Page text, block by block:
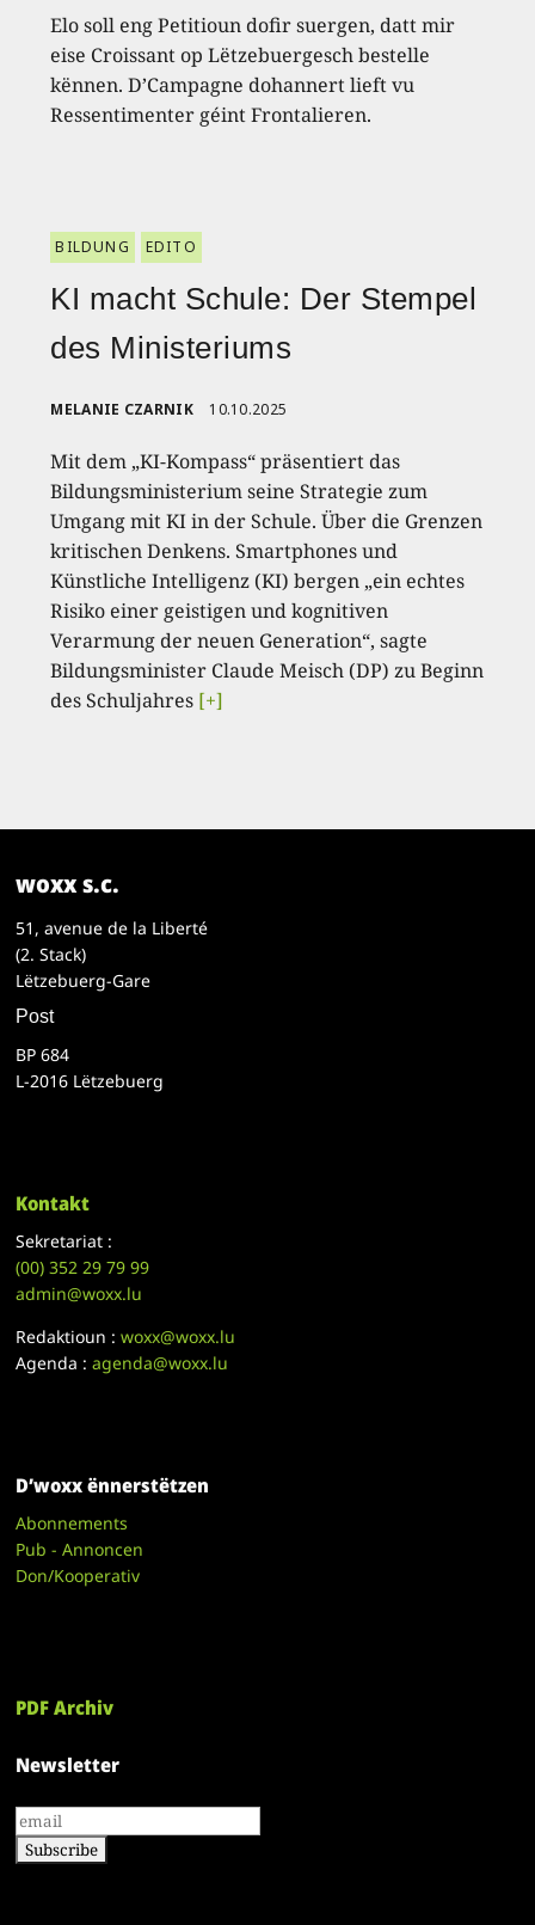
Elo soll eng Petitioun dofir suergen, datt mir
eise Croissant op Lëtzebuergesch bestelle
kënnen. D’Campagne dohannert lieft vu
Ressentimenter géint Frontalieren.
BILDUNG EDITO
KI macht Schule: Der Stempel
des Ministeriums
MELANIE CZARNIK 10.10.2025
Mit dem „KI-Kompass“ präsentiert das
Bildungsministerium seine Strategie zum
Umgang mit KI in der Schule. Über die Grenzen
kritischen Denkens. Smartphones und
Künstliche Intelligenz (KI) bergen „ein echtes
Risiko einer geistigen und kognitiven
Verarmung der neuen Generation“, sagte
Bildungsminister Claude Meisch (DP) zu Beginn
des Schuljahres [+]
woxx s.c.
51, avenue de la Liberté
(2. Stack)
Lëtzebuerg-Gare
Post
BP 684
L-2016 Lëtzebuerg
Kontakt
Sekretariat :
(00)352 29 79 99
admin@woxx.lu
Redaktioun :woxx@woxx.lu
Agenda :agenda@woxx.lu
D’woxx ënnerstëtzen
Abonnements
Pub - Annoncen
Don/Kooperativ
PDF Archiv
Newsletter